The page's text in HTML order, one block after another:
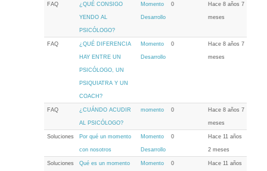
FAQ ¿QUÉ CONSIGO
YENDO AL
PSICÓLOGO?
Momento
Desarrollo
0 Hace 8 años 7
meses
FAQ ¿QUÉ DIFERENCIA
HAY ENTRE UN
PSICÓLOGO, UN
PSIQUIATRA Y UN
COACH?
Momento
Desarrollo
0 Hace 8 años 7
meses
FAQ ¿CUÁNDO ACUDIR
AL PSICÓLOGO?
momento 0 Hace 8 años 7
meses
Soluciones Por qué un momento
con nosotros
Momento
Desarrollo
0 Hace 11 años
2 meses
Soluciones Qué es un momento Momento 0 Hace 11 años